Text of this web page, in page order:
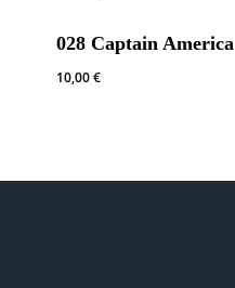
028 Captain America
10,00€